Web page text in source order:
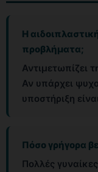
Η
προβλήματα;
Αντιμετωπίζει
Αν υπάρχει
υποστήριξη
Πόσο γρήγορα
Πολλές